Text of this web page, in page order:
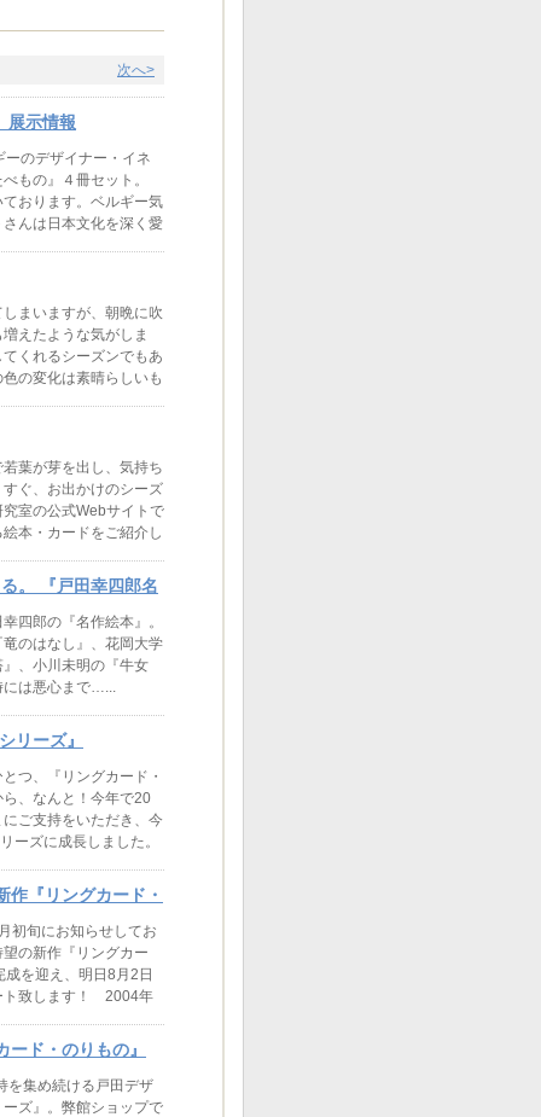
次へ>
展示情報
のデザイナー・イネ
もの』４冊セット。
おります。ベルギー気
んは日本文化を深く愛
まいますが、朝晩に吹
えたような気がしま
くれるシーズンでもあ
の変化は素晴らしいも
葉が芽を出し、気持ち
ぐ、お出かけのシーズ
室の公式Webサイトで
本・カードをご紹介し
。 『戸田幸四郎名
四郎の『名作絵本』。
のはなし』、花岡大学
、小川未明の『牛女
は悪心まで…...
リーズ』
つ、『リングカード・
、なんと！今年で20
ご支持をいただき、今
ーズに成長しました。
作『リングカード・
初旬にお知らせしてお
の新作『リングカー
を迎え、明日8月2日
ト致します！ 2004年
ド・のりもの』
を集め続ける戸田デザ
ズ』。弊館ショップで